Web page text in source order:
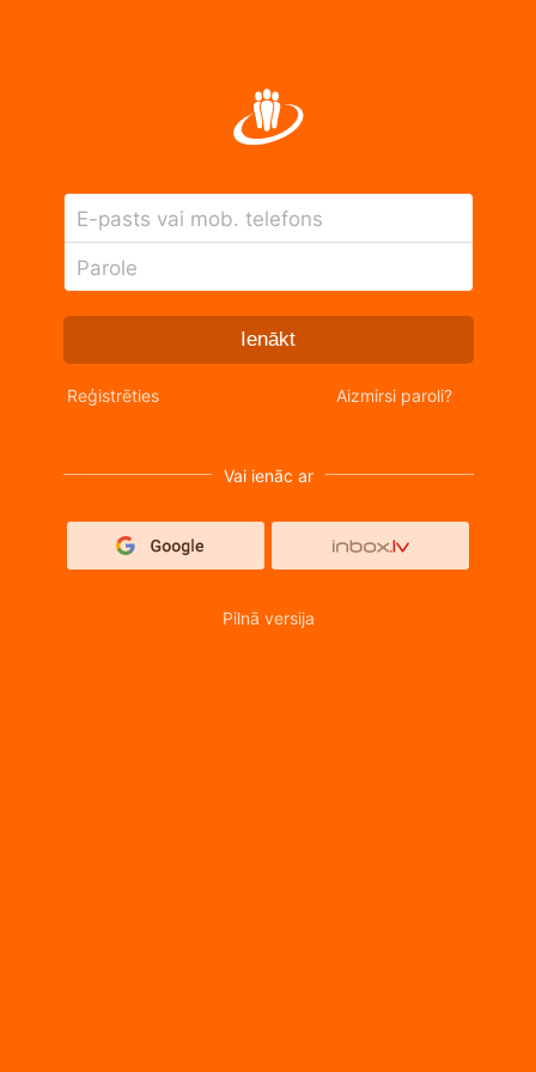
E-pasts vai mob. telefons
Parole
Ienākt
Reģistrēties Aizmirsi paroli?
Vai ienāc ar
Pilnā versija